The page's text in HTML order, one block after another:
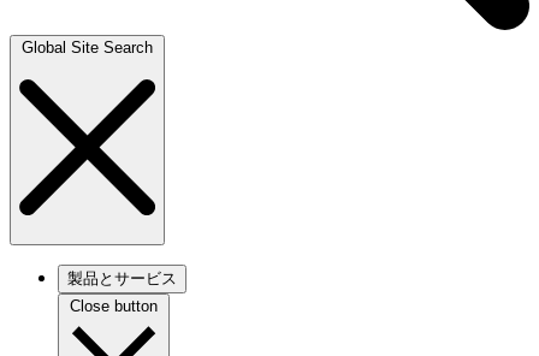
Global Site Search
製品とサービス
Close button